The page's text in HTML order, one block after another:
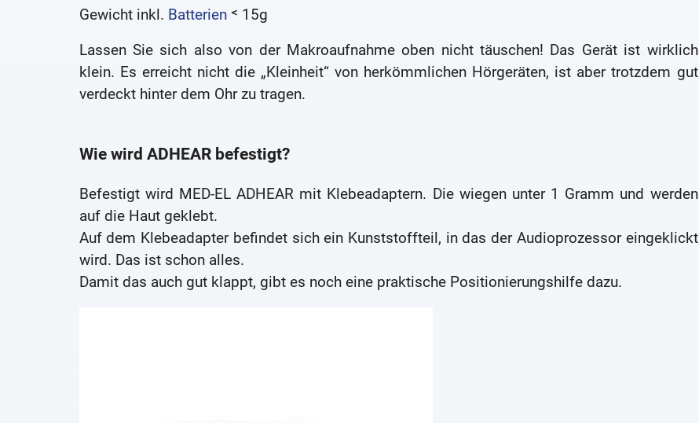
Gewicht inkl. Batterien˂ 15g
Lassen Sie sich also von der Makroaufnahme oben nicht täuschen! Das Gerät ist wirklich
klein. Es erreicht nicht die „Kleinheit“ von herkömmlichen Hörgeräten, ist aber trotzdem gut
verdeckt hinter dem Ohr zu tragen.
Wie wird ADHEAR befestigt?
Befestigt wird MED-EL ADHEAR mit Klebeadaptern. Die wiegen unter 1 Gramm und werden
auf die Haut geklebt.
Auf dem Klebeadapter befindet sich ein Kunststoffteil, in das der Audioprozessor eingeklickt
wird. Das ist schon alles.
Damit das auch gut klappt, gibt es noch eine praktische Positionierungshilfe dazu.